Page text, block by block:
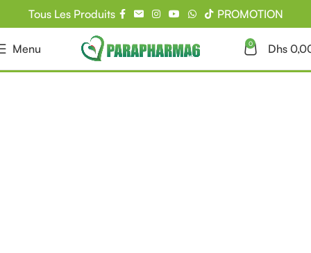
Tous Les Produits PROMOTION
Menu 0 Dhs